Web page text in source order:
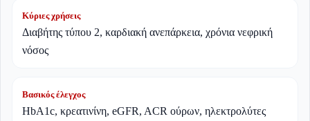
Κύριες χρήσεις
Διαβήτης τύπου 2, καρδιακή ανεπάρκεια, χρόνια νεφρική
νόσος
Βασικός έλεγχος
HbA1c, κρεατινίνη, eGFR, ACR ούρων, ηλεκτρολύτες